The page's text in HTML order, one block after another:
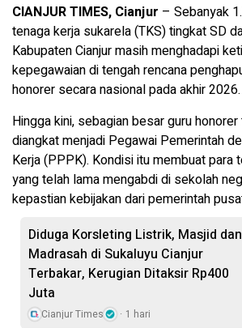
CIANJUR TIMES, Cianjur – Sebanyak
tenaga kerja sukarela (TKS) tingkat SD
Kabupaten Cianjur masih menghadapi
kepegawaian di tengah rencana
honorer secara nasional pada akhir 2026.
Hingga kini, sebagian besar guru
diangkat menjadi Pegawai Pemerintah
Kerja (PPPK). Kondisi itu membuat para
yang telah lama mengabdi di sekolah
kepastian kebijakan dari pemerintah
Diduga Korsleting Listrik, Masjid dan
Madrasah di Sukaluyu Cianjur
Terbakar, Kerugian Ditaksir Rp400
Juta
Cianjur Times 1 hari